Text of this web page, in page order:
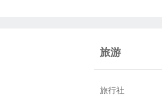
旅游
旅行社